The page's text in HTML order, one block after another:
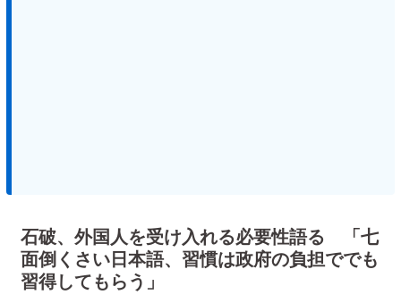
石破、外国人を受け入れる必要性語る 「七
面倒くさい日本語、習慣は政府の負担ででも
習得してもらう」